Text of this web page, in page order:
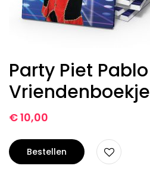
Party Piet Pablo
Vriendenboekje
€10,00
Bestellen